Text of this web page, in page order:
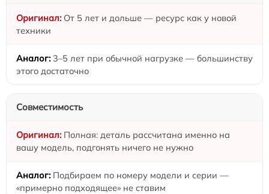
От 5 лет и дольше — ресурс как у новой
техники
3–5 лет при обычной нагрузке — большинству
этого достаточно
Совместимость
Полная: деталь рассчитана именно на
вашу модель, подгонять ничего не нужно
Подбираем по номеру модели и серии —
«примерно подходящее» не ставим